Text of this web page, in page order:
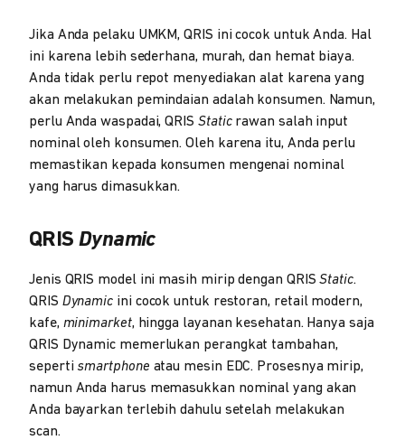
Jika Anda pelaku UMKM, QRIS ini cocok untuk Anda. Hal
ini karena lebih sederhana, murah, dan hemat biaya.
Anda tidak perlu repot menyediakan alat karena yang
akan melakukan pemindaian adalah konsumen. Namun,
perlu Anda waspadai, QRIS Static rawan salah input
nominal oleh konsumen. Oleh karena itu, Anda perlu
memastikan kepada konsumen mengenai nominal
yang harus dimasukkan.
QRIS Dynamic
Jenis QRIS model ini masih mirip dengan QRISStatic.
QRIS Dynamic ini cocok untuk restoran, retail modern,
kafe, minimarket, hingga layanan kesehatan. Hanya saja
QRIS Dynamic memerlukan perangkat tambahan,
seperti smartphone atau mesin EDC. Prosesnya mirip,
namun Anda harus memasukkan nominal yang akan
Anda bayarkan terlebih dahulu setelah melakukan
scan.